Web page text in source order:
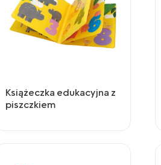
Książeczka edukacyjna z
piszczkiem